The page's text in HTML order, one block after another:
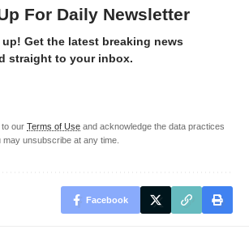
For Daily Newsletter
up! Get the latest breaking news
straight to your inbox.
to our Terms of Use and acknowledge the data practices
may unsubscribe at any time.
Facebook